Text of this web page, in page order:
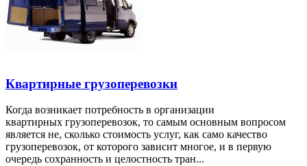
Квартирные грузоперевозки
Когда возникает потребность в организации
квартирных грузоперевозок, то самым основным вопросом
является не, сколько стоимость услуг, как само качество
грузоперевозок, от которого зависит многое, и в первую
очередь сохранность и целостность тран...